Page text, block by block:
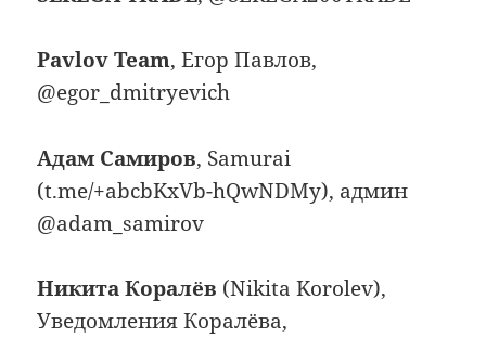
Pavlov Team, Егор Павлов,
@egor_dmitryevich
Адам Самиров, Samurai
(t.me/+abcbKxVb-hQwNDMy), админ
@adam_samirov
Никита Коралёв (Nikita Korolev),
Уведомления Коралёва,